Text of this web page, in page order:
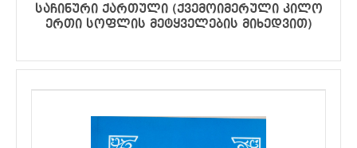
საჩინური ქართული (ქვემოიმერული კილო
ერთი სოფლის მეტყველების მიხედვით)